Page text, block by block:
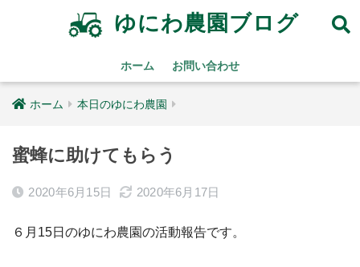
ゆにわ農園ブログ
ホーム お問い合わせ
ホーム 本日のゆにわ農園
蜜蜂に助けてもらう
2020年6月15日 2020年6月17日
６月15日のゆにわ農園の活動報告です。